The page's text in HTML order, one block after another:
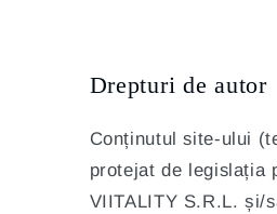
Drepturi de autor
Conținutul site-ului
protejat de legislația
VIITALITY S.R.L. și/